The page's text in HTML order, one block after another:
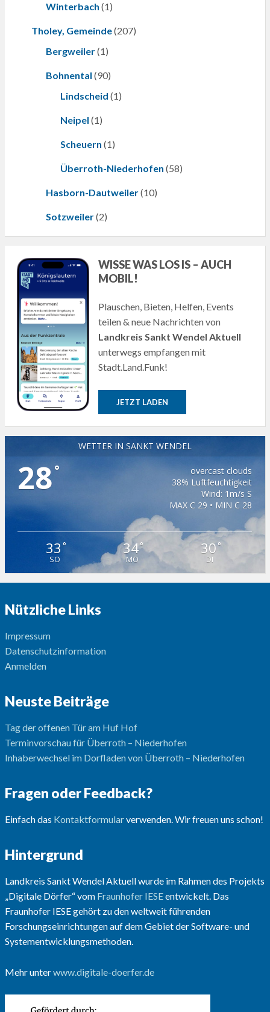
Winterbach (1)
Tholey, Gemeinde(207)
Bergweiler(1)
Bohnental (90)
Lindscheid (1)
Neipel (1)
Scheuern (1)
Überroth-Niederhofen (58)
Hasborn-Dautweiler(10)
Sotzweiler(2)
WISSE WAS LOS IS – AUCH
MOBIL!
Plauschen, Bieten, Helfen, Events
teilen & neue Nachrichten von
Landkreis Sankt Wendel Aktuell
unterwegs empfangen mit
Stadt.Land.Funk!
JETZT LADEN
WETTER IN SANKT WENDEL
28°
overcast clouds
38% Luftfeuchtigkeit
Wind: 1m/s S
MAX C 29 • MIN C 28
33 °
SO
34°
MO
30°
DI
Nützliche Links
Impressum
Datenschutzinformation
Anmelden
Neuste Beiträge
Tag der offenen Tür am Huf Hof
Terminvorschau für Überroth – Niederhofen
Inhaberwechsel im Dorfladen von Überroth – Niederhofen
Fragen oder Feedback?
Einfach das Kontaktformularverwenden. Wir freuen uns schon!
Hintergrund
Landkreis Sankt Wendel Aktuell wurde im Rahmen des Projekts
„Digitale Dörfer“ vom Fraunhofer IESEentwickelt. Das
Fraunhofer IESE gehört zu den weltweit führenden
Forschungseinrichtungen auf dem Gebiet der Software- und
Systementwicklungsmethoden.
Mehr unterwww.digitale-doerfer.de